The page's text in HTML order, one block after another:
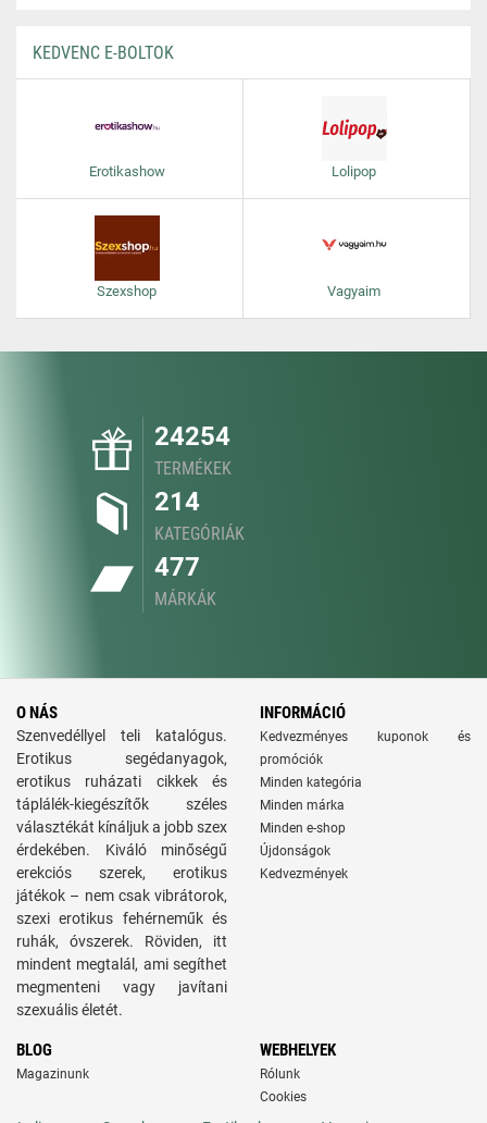
KEDVENC E-BOLTOK
Erotikashow Lolipop
Szexshop Vagyaim
24254
TERMÉKEK
214
KATEGÓRIÁK
477
MÁRKÁK
O NÁS
Szenvedéllyel teli katalógus.
Erotikus segédanyagok,
erotikus ruházati cikkek és
táplálék-kiegészítők széles
választékát kínáljuk a jobb szex
érdekében. Kiváló minőségű
erekciós szerek, erotikus
játékok – nem csak vibrátorok,
szexi erotikus fehérneműk és
ruhák, óvszerek. Röviden, itt
mindent megtalál, ami segíthet
megmenteni vagy javítani
szexuális életét.
INFORMÁCIÓ
Kedvezményes kuponok és
promóciók
Minden kategória
Minden márka
Minden e-shop
Újdonságok
Kedvezmények
BLOG
Magazinunk
WEBHELYEK
Rólunk
Cookies